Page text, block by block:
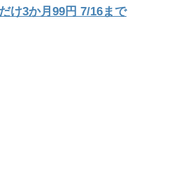
け3か月99円 7/16まで